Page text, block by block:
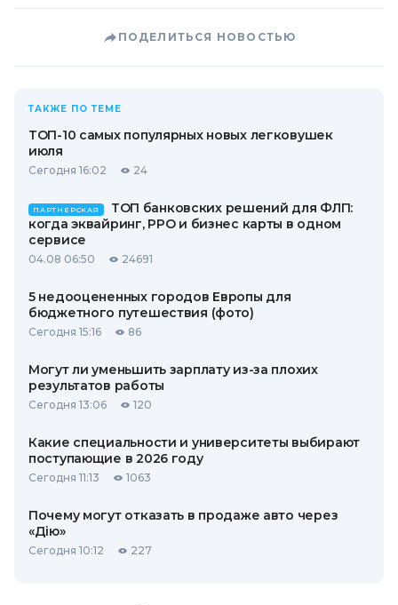
ПОДЕЛИТЬСЯ НОВОСТЬЮ
ТАКЖЕ ПО ТЕМЕ
ТОП-10 самых популярных новых легковушек
июля
Сегодня 16:02 24
ПАРТНЕРСКАЯ
ТОП банковских решений для ФЛП:
когда эквайринг, РРО и бизнес карты в одном
сервисе
04.08 06:50 24691
5 недооцененных городов Европы для
бюджетного путешествия (фото)
Сегодня 15:16 86
Могут ли уменьшить зарплату из-за плохих
результатов работы
Сегодня 13:06 120
Какие специальности и университеты выбирают
поступающие в 2026 году
Сегодня 11:13 1063
Почему могут отказать в продаже авто через
«Дію»
Сегодня 10:12 227